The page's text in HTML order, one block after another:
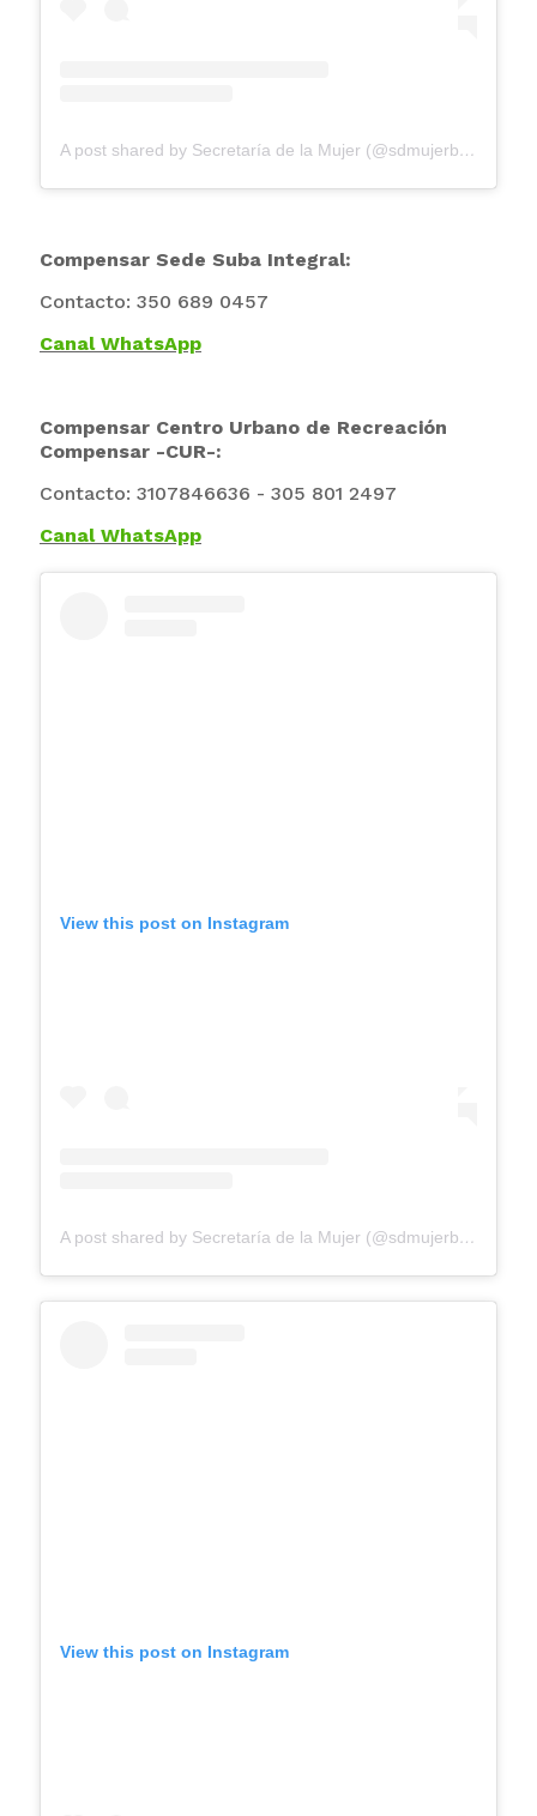
A post shared by Secretaría de la Mujer (@sdmujerbogota)
Compensar Sede Suba Integral:
Contacto: 350 689 0457
Canal WhatsApp
Compensar Centro Urbano de Recreación
Compensar -CUR-:
Contacto: 3107846636 - 305 801 2497
Canal WhatsApp
View this post on Instagram
A post shared by Secretaría de la Mujer (@sdmujerbogota)
View this post on Instagram